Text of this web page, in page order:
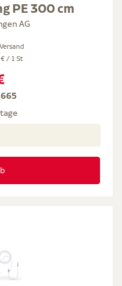
PE 300 cm
AG
Versand
/ 1 St